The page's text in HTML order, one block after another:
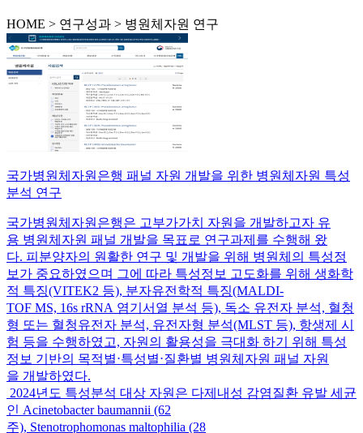
HOME > 연구성과 > 병원체자원 연구
국가병원체자원은행 패널 자원 개발을 위한 병원체자원 특성
분석 연구
국가병원체자원은행은 고부가가치 자원을 개발하고자 유
용 병원체자원 패널 개발을 목표로 연구과제를 수행해 왔
다. 피분양자의 원활한 연구 및 개발을 위해 병원체의 특성정
보가 중요하였으며 그에 따라 특성정보 고도화를 위해 생화학
적 특징(VITEK2 등), 분자유전학적 특징(MALDI-
TOF MS, 16s rRNA 염기서열 분석 등), 독소 유전자 분석, 혈청
형 또는 혈청유전자 분석, 유전자형 분석(MLST 등), 항생제 시
험 등을 수행하였고, 자원의 활용성을 극대화 하기 위해 특성
정보 기반의 목적별⋅특성별⋅질환별 병원체자원 패널 자원
을 개발하였다.
2024년도 특성분석 대상 자원은 다제내성 감염질환 유발 세균
인 Acinetobacter baumannii (62
주), Stenotrophomonas maltophilia (28